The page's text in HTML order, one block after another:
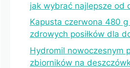
jak wybrać najlepsze od
Kapusta czerwona 480
zdrowych posiłków dla
Hydromil nowoczesnym
zbiorników na